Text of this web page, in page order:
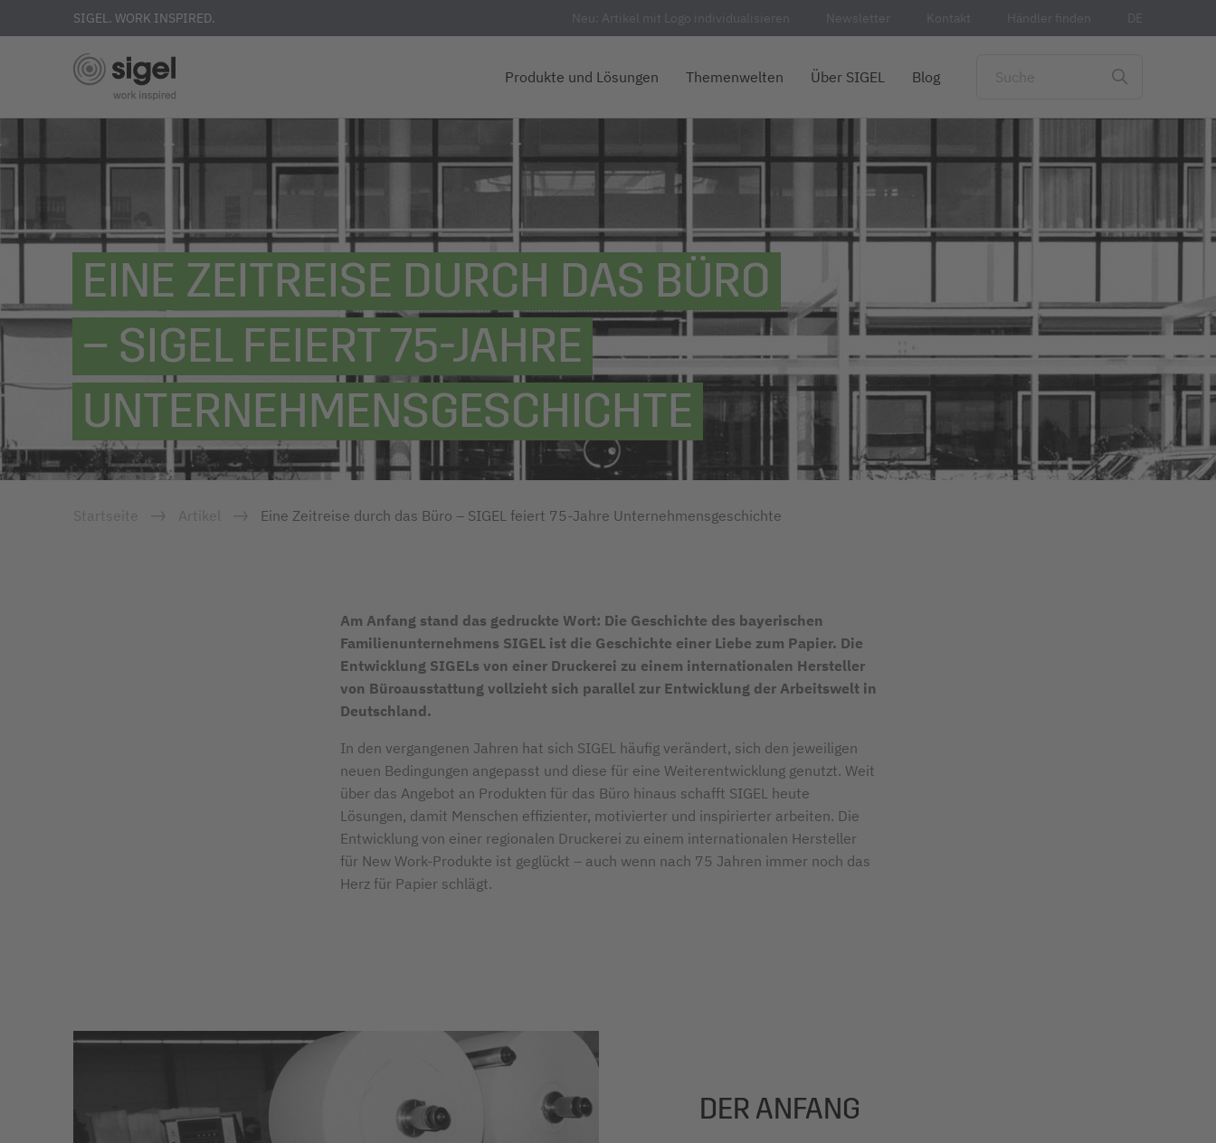
zum
Inhalt
SIGEL. WORK INSPIRED. Neu: Artikel mit Logo individualisieren Newsletter Kontakt Händler finden DE
Produkte und Lösungen Themenwelten Über SIGEL Blog
EINE ZEITREISE DURCH DAS BÜRO
– SIGEL FEIERT 75-JAHRE
UNTERNEHMENSGESCHICHTE
Startseite Artikel Eine Zeitreise durch das Büro – SIGEL feiert 75-Jahre Unternehmensgeschichte
Am Anfang stand das gedruckte Wort: Die Geschichte des bayerischen
Familienunternehmens SIGEL ist die Geschichte einer Liebe zum Papier. Die
Entwicklung SIGELs von einer Druckerei zu einem internationalen Hersteller
von Büroausstattung vollzieht sich parallel zur Entwicklung der Arbeitswelt in
Deutschland.
In den vergangenen Jahren hat sich SIGEL häufig verändert, sich den jeweiligen
neuen Bedingungen angepasst und diese für eine Weiterentwicklung genutzt. Weit
über das Angebot an Produkten für das Büro hinaus schafft SIGEL heute
Lösungen, damit Menschen effizienter, motivierter und inspirierter arbeiten. Die
Entwicklung von einer regionalen Druckerei zu einem internationalen Hersteller
für New Work-Produkte ist geglückt – auch wenn nach 75 Jahren immer noch das
Herz für Papier schlägt.
DER ANFANG